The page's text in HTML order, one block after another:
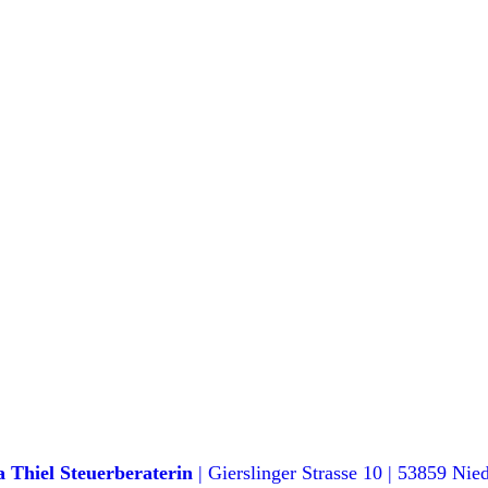
Thiel Steuerberaterin | Gierslinger Strasse 10 | 53859